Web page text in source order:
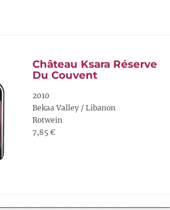
Château Ksara Réserve
Du Couvent
2010
Bekaa Valley / Libanon
Rotwein
7,85 €